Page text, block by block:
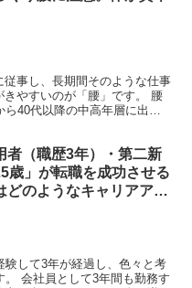
事し、長期間そのような仕事
やすいのが「腰」です。 腰
40代以降の中高年層に出て
者（職歴3年）・第二新
歳」が転職を成功させる
どのようなキャリアアッ
験して3年が経過し、色々と考
。 会社員として3年間も勤務す